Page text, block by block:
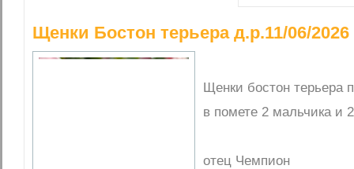
Щенки Бостон терьера д.р.11/06/
Щенки бостон терьера
в помете 2 мальчика и
отец Чемпион